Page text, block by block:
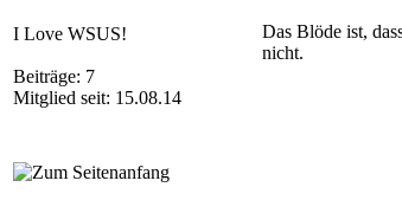
I Love WSUS!
Beiträge: 7
Mitglied seit: 15.08.14
Das Blöde ist,
nicht.